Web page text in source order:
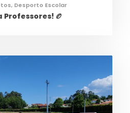
, Desporto Escolar
Professores! 🏉